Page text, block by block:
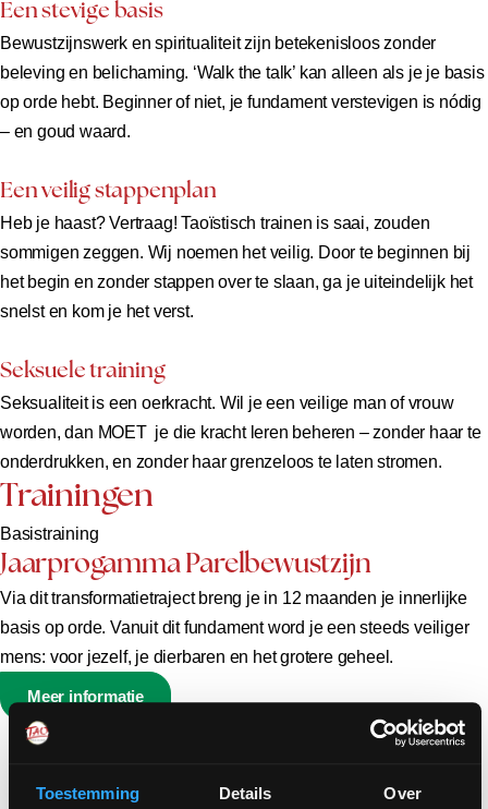
Toestemming Details Over
Een stevige basis
Bewustzijnswerk en spiritualiteit zijn betekenisloos zonder
beleving en belichaming. ‘Walk the talk’ kan alleen als je je basis
op orde hebt. Beginner of niet, je fundament verstevigen is nódig
– en goud waard.
Een veilig stappenplan
Heb je haast? Vertraag! Taoïstisch trainen is saai, zouden
sommigen zeggen. Wij noemen het veilig. Door te beginnen bij
het begin en zonder stappen over te slaan, ga je uiteindelijk het
snelst en kom je het verst.
Seksuele training
Seksualiteit is een oerkracht. Wil je een veilige man of vrouw
worden, dan MOET je die kracht leren beheren – zonder haar te
onderdrukken, en zonder haar grenzeloos te laten stromen.
Trainingen
Basistraining
Jaarprogamma Parelbewustzijn
Via dit transformatietraject breng je in 12 maanden je innerlijke
basis op orde. Vanuit dit fundament word je een steeds veiliger
mens: voor jezelf, je dierbaren en het grotere geheel.
Meer informatie